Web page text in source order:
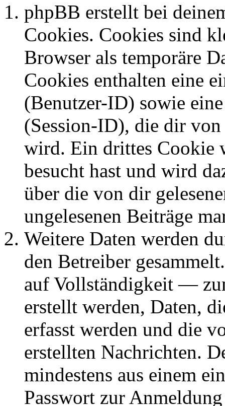
phpBB erstellt bei
Cookies. Cookies sind
Browser als temporäre
Cookies enthalten eine
(Benutzer-ID) sowie
(Session-ID), die dir
wird. Ein drittes Cookie
besucht hast und wird
über die von dir
ungelesenen Beiträge
Weitere Daten werden
den Betreiber
auf Vollständigkeit —
erstellt werden, Daten,
erfasst werden und die
erstellten Nachrichten.
mindestens aus einem
Passwort zur